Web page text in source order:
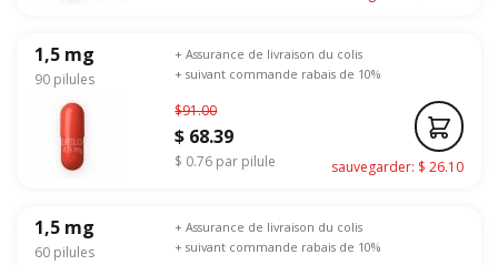
1,5 mg
90 pilules
$91.00
$ 68.39
$ 0.76 par pilule
+ Assurance de livraison du colis
+ suivant commande rabais de 10%
sauvegarder: $ 26.10
1,5 mg
60 pilules
+ Assurance de livraison du colis
+ suivant commande rabais de 10%